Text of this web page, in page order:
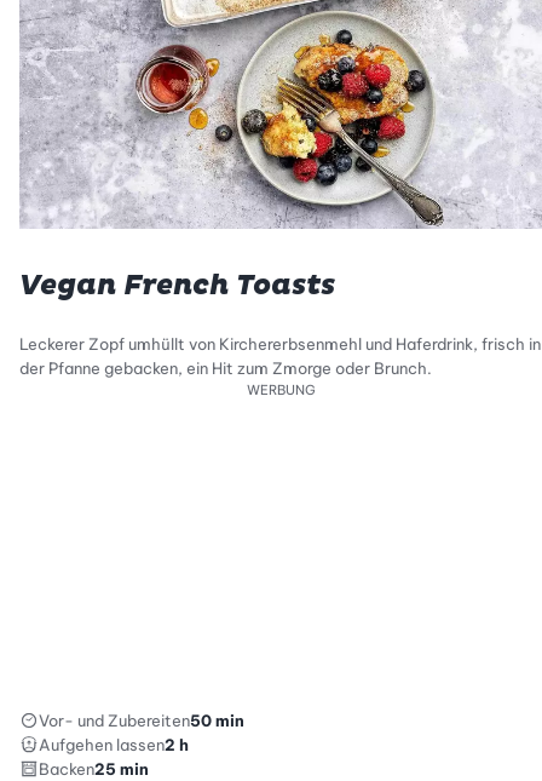
Vegan French Toasts
Leckerer Zopf umhüllt von Kirchererbsenmehl und Haferdrink, frisch in
der Pfanne gebacken, ein Hit zum Zmorge oder Brunch.
WERBUNG
Vor- und Zubereiten50 min
Aufgehen lassen2 h
Backen25 min